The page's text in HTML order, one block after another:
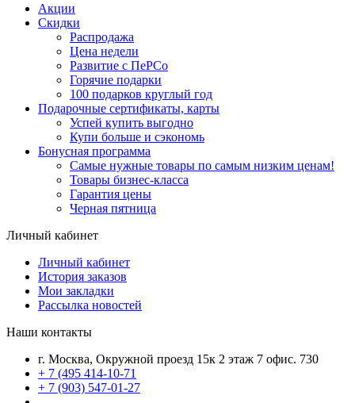
Акции
Скидки
Распродажа
Цена недели
Развитие с ПеРСо
Горячие подарки
100 подарков круглый год
Подарочные сертификаты, карты
Успей купить выгодно
Купи больше и сэкономь
Бонусная программа
Самые нужные товары по самым низким ценам!
Товары бизнес-класса
Гарантия цены
Черная пятница
Личный кабинет
Личный кабинет
История заказов
Мои закладки
Рассылка новостей
Наши контакты
г. Москва, Окружной проезд 15к 2 этаж 7 офис. 730
+ 7 (495 414-10-71
+ 7 (903) 547-01-27